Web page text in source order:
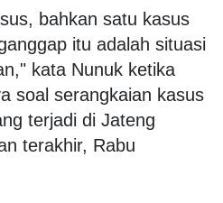
bahkan satu kasus
itu adalah situasi
kata Nunuk ketika
soal serangkaian kasus
terjadi di Jateng
terakhir, Rabu